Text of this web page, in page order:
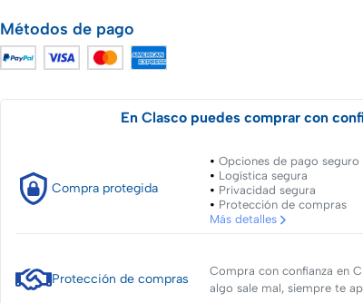
Métodos de pago
En Clasco puedes comprar con
Compra protegida
Opciones de pago seguro
Logística segura
Privacidad segura
Protección de compras
Más detalles
Protección de compras
Compra con confianza en
algo sale mal, siempre te